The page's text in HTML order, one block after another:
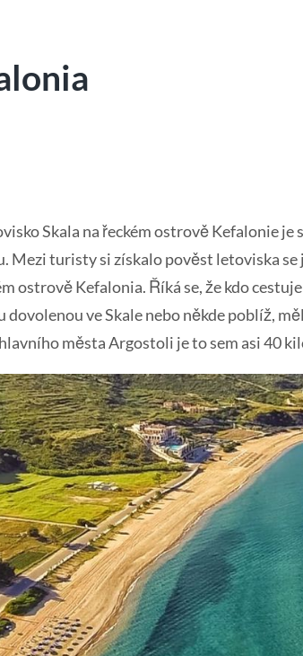
Skala na řeckém ostrově Kefalonie je
Mezi turisty si získalo pověst letoviska se
ostrově Kefalonia. Říká se, že kdo
dovolenou ve Skale nebo někde poblíž,
města Argostoli je to sem asi 40